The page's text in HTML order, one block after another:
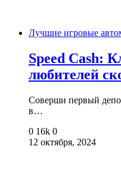
Лучшие игровые
Speed Cash:
любителей
Соверши первый
в…
0 16k 0
12 октября, 2024